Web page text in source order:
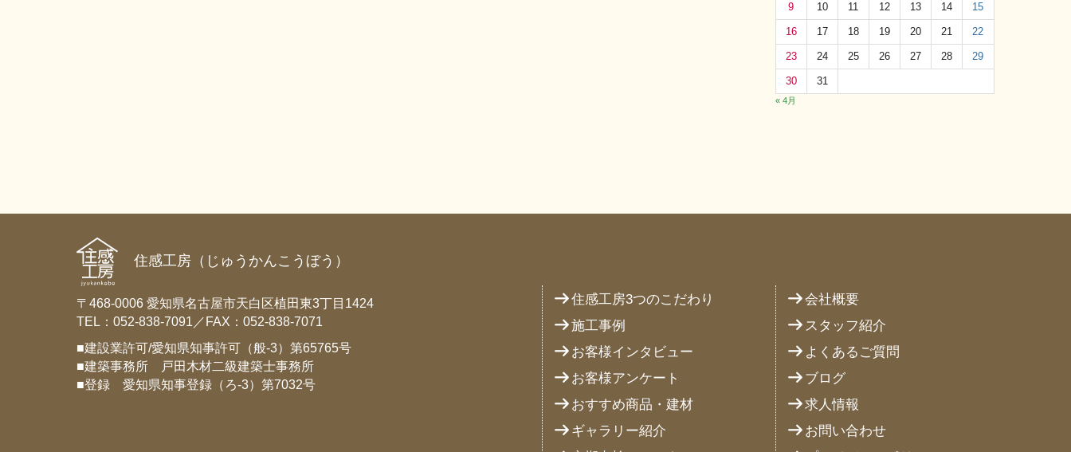
9 10 11 12 13 14 15
16 17 18 19 20 21 22
23 24 25 26 27 28 29
30 31
« 4月
住感工房（じゅうかんこうぼう）
〒468-0006 愛知県名古屋市天白区植田東3丁目1424
TEL：052-838-7091／FAX：052-838-7071
■建設業許可/愛知県知事許可（般-3）第65765号
■建築事務所 戸田木材二級建築士事務所
■登録 愛知県知事登録（ろ-3）第7032号
住感工房3つのこだわり
施工事例
お客様インタビュー
お客様アンケート
おすすめ商品・建材
ギャラリー紹介
会社概要
スタッフ紹介
よくあるご質問
ブログ
求人情報
お問い合わせ